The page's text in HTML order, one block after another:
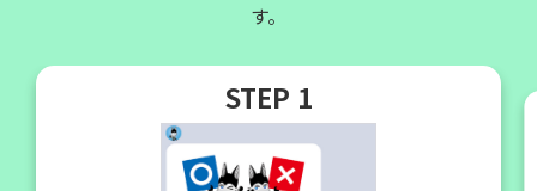
す。
STEP 1